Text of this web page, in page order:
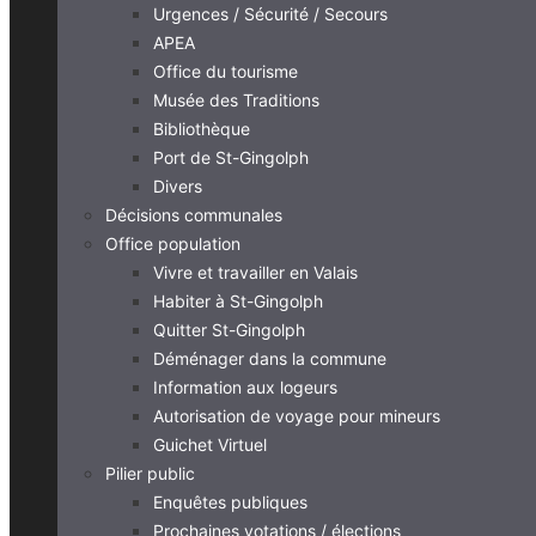
Urgences / Sécurité / Secours
APEA
Office du tourisme
Musée des Traditions
Bibliothèque
Port de St-Gingolph
Divers
Décisions communales
Office population
Vivre et travailler en Valais
Habiter à St-Gingolph
Quitter St-Gingolph
Déménager dans la commune
Information aux logeurs
Autorisation de voyage pour mineurs
Guichet Virtuel
Pilier public
Enquêtes publiques
Prochaines votations / élections